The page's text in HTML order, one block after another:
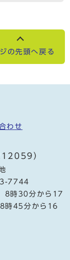
の先頭へ戻る
わせ
）
7744
8時30分から17
時45分から16